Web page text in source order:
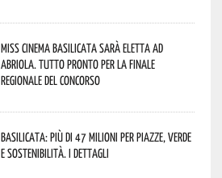
Miss Cinema Basilicata sarà eletta ad
Abriola. Tutto pronto per la finale
regionale del concorso
Basilicata: più di 47 milioni per piazze, verde
e sostenibilità. I dettagli